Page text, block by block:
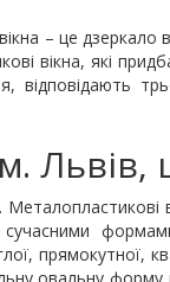
– це
вікна, які
відповідають
Львів,
прямокутної,